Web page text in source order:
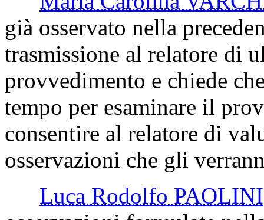
già osservato nella
trasmissione al relatore di
provvedimento e chiede
tempo per esaminare il
consentire al relatore di
osservazioni che gli
Luca Rodolfo PAOLINI